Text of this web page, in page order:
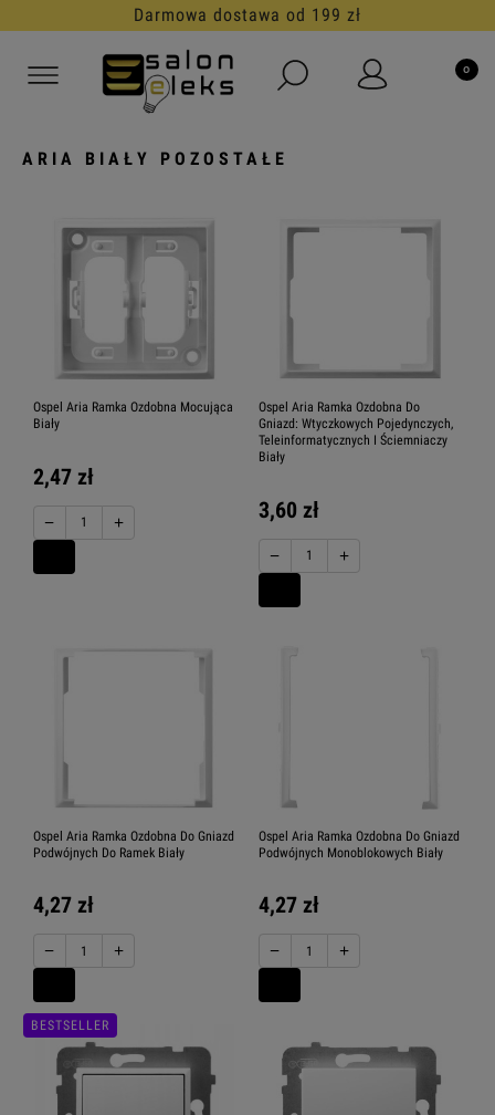
Darmowa dostawa od 199 zł
ARIA BIAŁY POZOSTAŁE
Ospel Aria Ramka Ozdobna Mocująca
Biały
2,47 zł
− +
Ospel Aria Ramka Ozdobna Do
Gniazd: Wtyczkowych Pojedynczych,
Teleinformatycznych I Ściemniaczy
Biały
3,60 zł
− +
Ospel Aria Ramka Ozdobna Do Gniazd
Podwójnych Do Ramek Biały
4,27 zł
− +
Ospel Aria Ramka Ozdobna Do Gniazd
Podwójnych Monoblokowych Biały
4,27 zł
− +
BESTSELLER